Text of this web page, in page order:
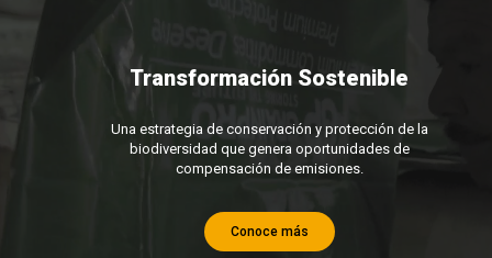
Transformación Sostenible
Una estrategia de conservación y protección de la
biodiversidad que genera oportunidades de
compensación de emisiones.
Conoce más